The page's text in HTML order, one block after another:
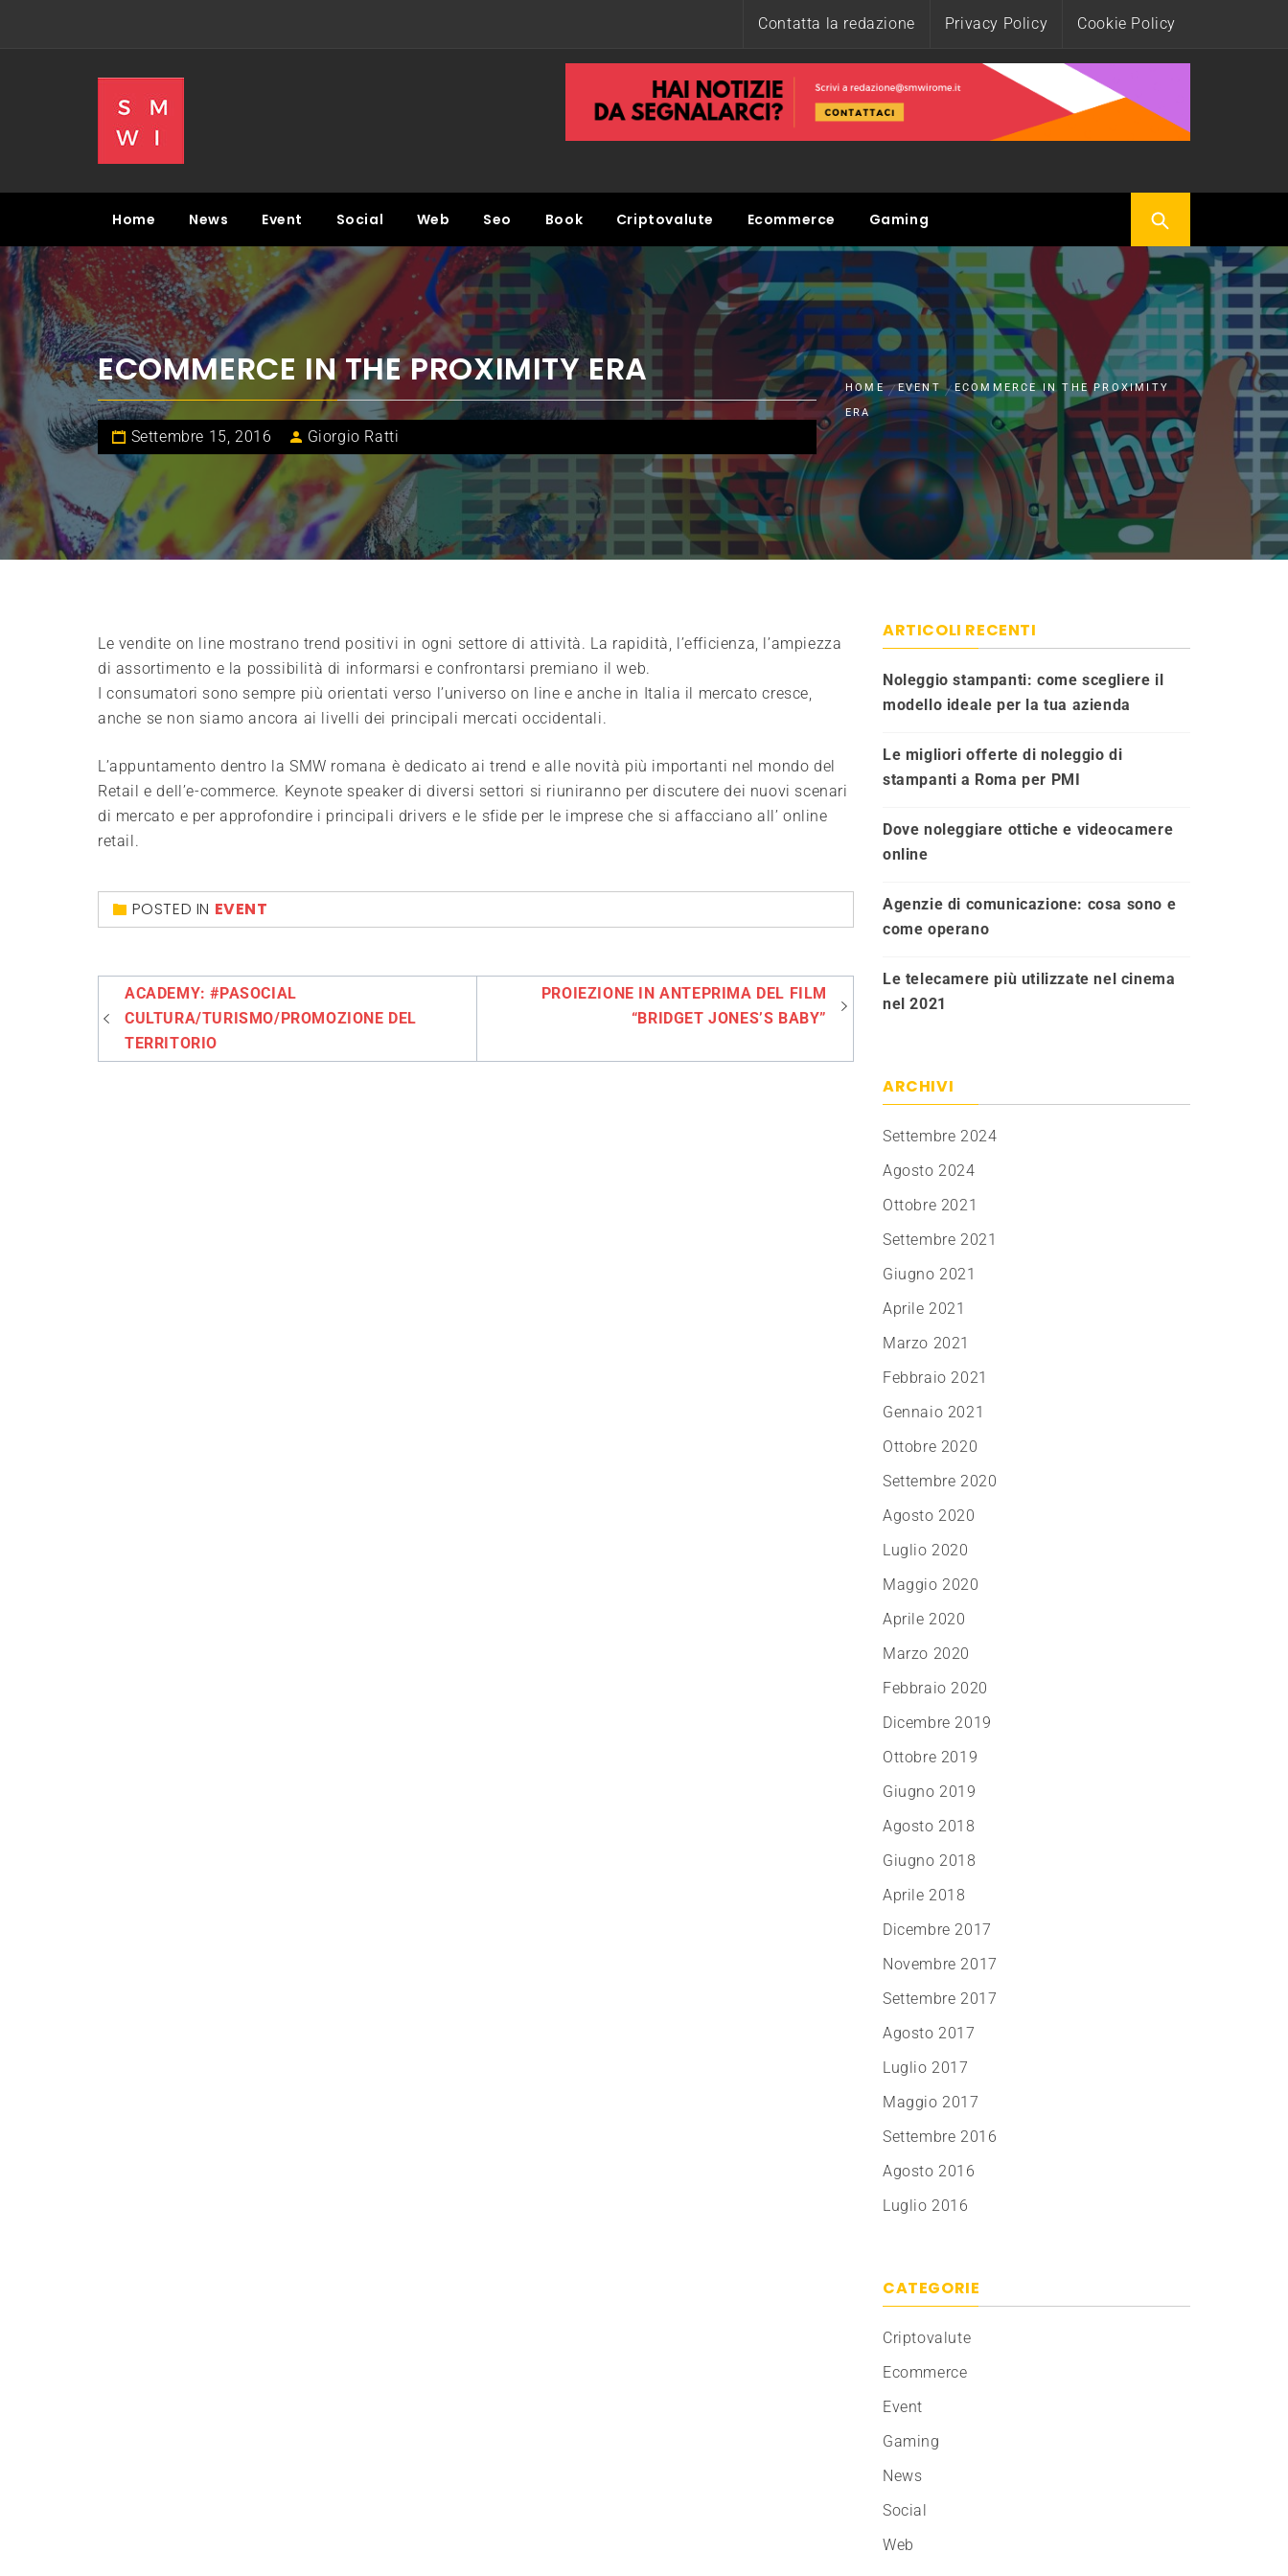
Contatta la redazione Privacy Policy Cookie Policy
SMWI
Home News Event Social Web Seo Book Criptovalute Ecommerce Gaming
ECOMMERCE IN THE PROXIMITY ERA
Settembre 15, 2016 Giorgio Ratti
HOME EVENT
ECOMMERCE IN THE PROXIMITY
ERA
Le vendite on line mostrano trend positivi in ogni settore di attività. La rapidità, l’efficienza, l’ampiezza
di assortimento e la possibilità di informarsi e confrontarsi premiano il web.
I consumatori sono sempre più orientati verso l’universo on line e anche in Italia il mercato cresce,
anche se non siamo ancora ai livelli dei principali mercati occidentali.
L’appuntamento dentro la SMW romana è dedicato ai trend e alle novità più importanti nel mondo del
Retail e dell’e-commerce. Keynote speaker di diversi settori si riuniranno per discutere dei nuovi scenari
di mercato e per approfondire i principali drivers e le sfide per le imprese che si affacciano all’ online
retail.
POSTED IN EVENT
Navigazione
articoli
ACADEMY: #PASOCIAL
CULTURA/TURISMO/PROMOZIONE DEL
TERRITORIO
PROIEZIONE IN ANTEPRIMA DEL FILM
“BRIDGET JONES’S BABY”
ARTICOLI RECENTI
Noleggio stampanti: come scegliere il
modello ideale per la tua azienda
Le migliori offerte di noleggio di
stampanti a Roma per PMI
Dove noleggiare ottiche e videocamere
online
Agenzie di comunicazione: cosa sono e
come operano
Le telecamere più utilizzate nel cinema
nel 2021
ARCHIVI
Settembre 2024
Agosto 2024
Ottobre 2021
Settembre 2021
Giugno 2021
Aprile 2021
Marzo 2021
Febbraio 2021
Gennaio 2021
Ottobre 2020
Settembre 2020
Agosto 2020
Luglio 2020
Maggio 2020
Aprile 2020
Marzo 2020
Febbraio 2020
Dicembre 2019
Ottobre 2019
Giugno 2019
Agosto 2018
Giugno 2018
Aprile 2018
Dicembre 2017
Novembre 2017
Settembre 2017
Agosto 2017
Luglio 2017
Maggio 2017
Settembre 2016
Agosto 2016
Luglio 2016
CATEGORIE
Criptovalute
Ecommerce
Event
Gaming
News
Social
Web